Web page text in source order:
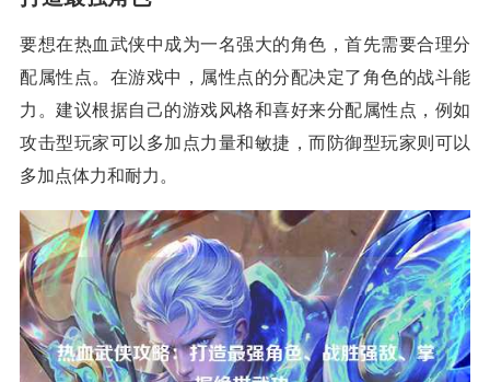
要想在热血武侠中成为一名强大的角色，首先需要合理分
配属性点。在游戏中，属性点的分配决定了角色的战斗能
力。建议根据自己的游戏风格和喜好来分配属性点，例如
攻击型玩家可以多加点力量和敏捷，而防御型玩家则可以
多加点体力和耐力。